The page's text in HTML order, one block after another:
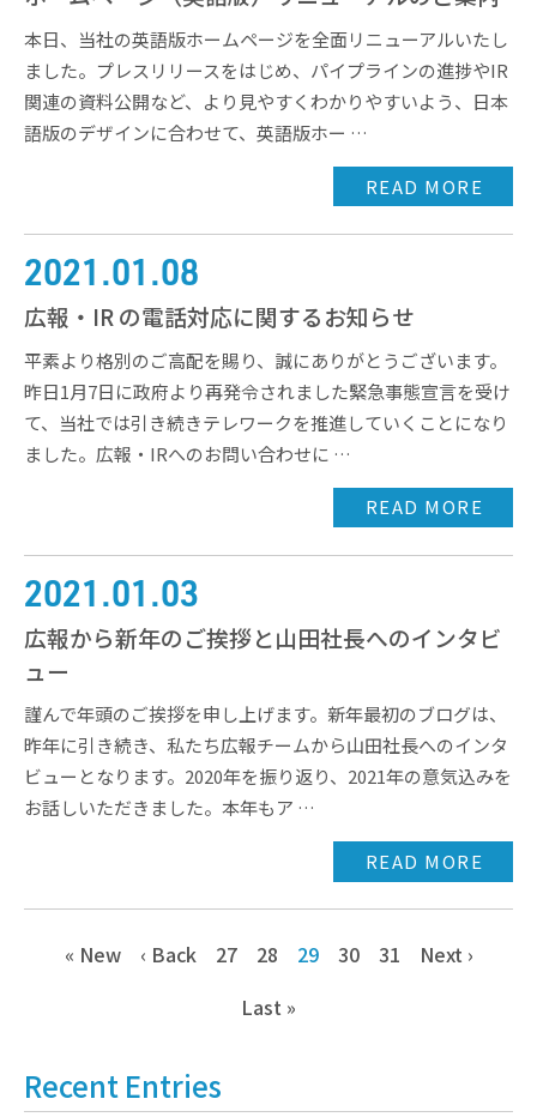
本日、当社の英語版ホームページを全面リニューアルいたし
ました。プレスリリースをはじめ、パイプラインの進捗やIR
関連の資料公開など、より見やすくわかりやすいよう、日本
語版のデザインに合わせて、英語版ホー …
READ MORE
2021.01.08
広報・IR の電話対応に関するお知らせ
平素より格別のご高配を賜り、誠にありがとうございます。
昨日1月7日に政府より再発令されました緊急事態宣言を受け
て、当社では引き続きテレワークを推進していくことになり
ました。広報・IRへのお問い合わせに …
READ MORE
2021.01.03
広報から新年のご挨拶と山田社長へのインタビ
ュー
謹んで年頭のご挨拶を申し上げます。新年最初のブログは、
昨年に引き続き、私たち広報チームから山田社長へのインタ
ビューとなります。2020年を振り返り、2021年の意気込みを
お話しいただきました。本年もア …
READ MORE
« New ‹ Back 27 28 29 30 31
Next ›
Last »
Recent Entries